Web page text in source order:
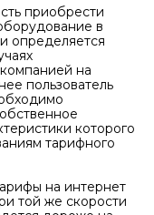
приобрести
в
определяется
на
пользователь
которого
тарифного
на интернет
той же скорости